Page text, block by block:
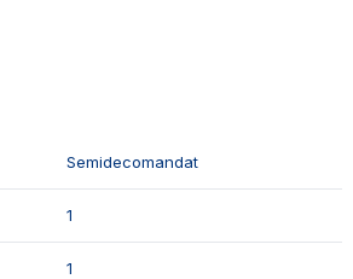
Semidecomandat
1
1